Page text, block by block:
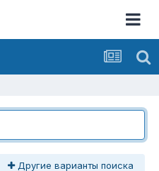
Другие варианты поиска